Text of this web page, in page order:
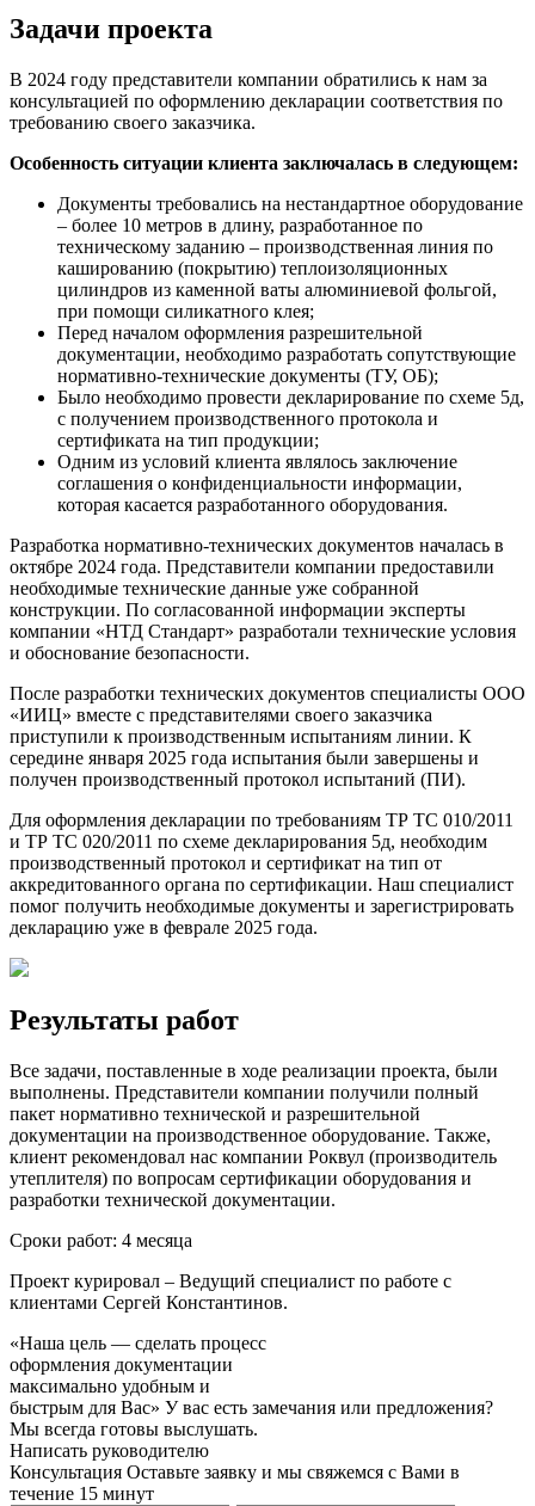
Задачи проекта
В 2024 году представители компании обратились к нам за
консультацией по оформлению декларации соответствия по
требованию своего заказчика.
Особенность ситуации клиента заключалась в следующем:
Документы требовались на нестандартное оборудование
– более 10 метров в длину, разработанное по
техническому заданию – производственная линия по
кашированию (покрытию) теплоизоляционных
цилиндров из каменной ваты алюминиевой фольгой,
при помощи силикатного клея;
Перед началом оформления разрешительной
документации, необходимо разработать сопутствующие
нормативно-технические документы (ТУ, ОБ);
Было необходимо провести декларирование по схеме 5д,
с получением производственного протокола и
сертификата на тип продукции;
Одним из условий клиента являлось заключение
соглашения о конфиденциальности информации,
которая касается разработанного оборудования.
Разработка нормативно-технических документов началась в
октябре 2024 года. Представители компании предоставили
необходимые технические данные уже собранной
конструкции. По согласованной информации эксперты
компании «НТД Стандарт» разработали технические условия
и обоснование безопасности.
После разработки технических документов специалисты ООО
«ИИЦ» вместе с представителями своего заказчика
приступили к производственным испытаниям линии. К
середине января 2025 года испытания были завершены и
получен производственный протокол испытаний (ПИ).
Для оформления декларации по требованиям ТР ТС 010/2011
и ТР ТС 020/2011 по схеме декларирования 5д, необходим
производственный протокол и сертификат на тип от
аккредитованного органа по сертификации. Наш специалист
помог получить необходимые документы и зарегистрировать
декларацию уже в феврале 2025 года.
Результаты работ
Все задачи, поставленные в ходе реализации проекта, были
выполнены. Представители компании получили полный
пакет нормативно технической и разрешительной
документации на производственное оборудование. Также,
клиент рекомендовал нас компании Роквул (производитель
утеплителя) по вопросам сертификации оборудования и
разработки технической документации.
Сроки работ: 4 месяца
Проект курировал – Ведущий специалист по работе с
клиентами Сергей Константинов.
«Наша цель — сделать процесс
оформления документации
максимально удобным и
быстрым для Вас» У вас есть замечания или предложения?
Мы всегда готовы выслушать.
Написать руководителю
Консультация Оставьте заявку и мы свяжемся с Вами в
течение 15 минут